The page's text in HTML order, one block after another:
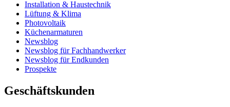
Installation & Haustechnik
Lüftung & Klima
Photovoltaik
Küchenarmaturen
Newsblog
Newsblog für Fachhandwerker
Newsblog für Endkunden
Prospekte
Geschäftskunden